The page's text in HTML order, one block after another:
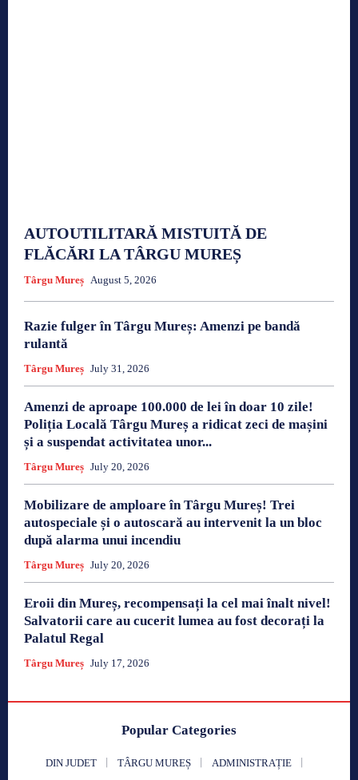
AUTOUTILITARĂ MISTUITĂ DE
FLĂCĂRI LA TÂRGU MUREȘ
Târgu Mureș August 5, 2026
Razie fulger în Târgu Mureș: Amenzi pe bandă
rulantă
Târgu Mureș July 31, 2026
Amenzi de aproape 100.000 de lei în doar 10 zile!
Poliția Locală Târgu Mureș a ridicat zeci de mașini
și a suspendat activitatea unor...
Târgu Mureș July 20, 2026
Mobilizare de amploare în Târgu Mureș! Trei
autospeciale și o autoscară au intervenit la un bloc
după alarma unui incendiu
Târgu Mureș July 20, 2026
Eroii din Mureș, recompensați la cel mai înalt nivel!
Salvatorii care au cucerit lumea au fost decorați la
Palatul Regal
Târgu Mureș July 17, 2026
Popular Categories
DIN JUDET TÂRGU MUREȘ ADMINISTRAȚIE